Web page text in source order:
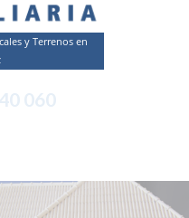
y Terrenos en
060